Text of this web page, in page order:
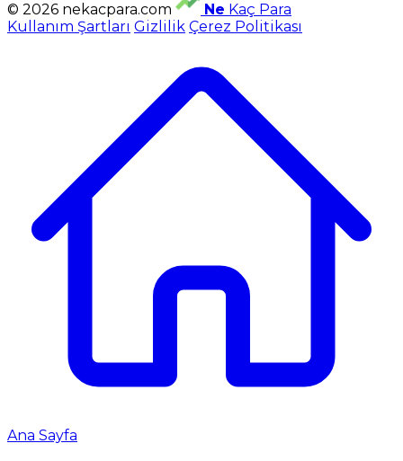
© 2026 nekacpara.com Ne Kaç Para
Kullanım Şartları Gizlilik Çerez Politikası
Ana Sayfa